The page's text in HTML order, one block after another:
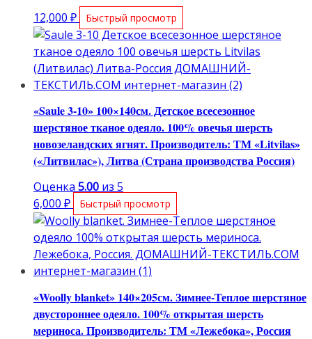
12,000 ₽ Быстрый просмотр
«Saule 3-10» 100×140см. Детское всесезонное
шерстяное тканое одеяло. 100% овечья шерсть
новозеландских ягнят. Производитель: ТМ «Litvilas»
(«Литвилас»), Литва (Страна производства Россия)
Оценка 5.00 из 5
6,000 ₽ Быстрый просмотр
«Woolly blanket» 140×205см. Зимнее-Теплое шерстяное
двустороннее одеяло. 100% открытая шерсть
мериноса. Производитель: ТМ «Лежебока», Россия